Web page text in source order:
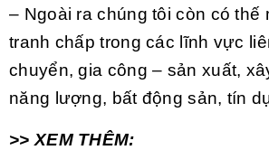
– Ngoài ra chúng tôi còn có
tranh chấp trong các lĩnh vực
chuyển, gia công – sản xuất,
năng lượng, bất động sản, tín
>> XEM THÊM: